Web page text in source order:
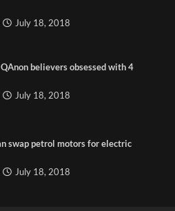
July 18, 2018
believers obsessed with 4
July 18, 2018
swap petrol motors for electric
July 18, 2018